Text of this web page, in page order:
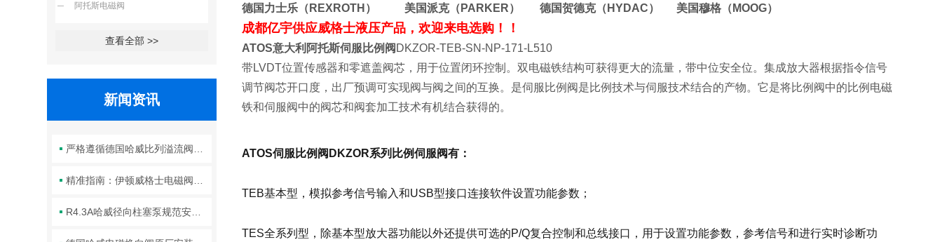
阿托斯电磁阀
查看全部 >>
新闻资讯
德国力士乐（REXROTH） 美国派克（PARKER） 德国贺德克（HYDAC） 美国穆格（MOOG）
成都亿宇供应威格士液压产品，欢迎来电选购！！
ATOS意大利阿托斯伺服比例阀 DKZOR-TEB-SN-NP-171-L510
带LVDT位置传感器和零遮盖阀芯，用于位置闭环控制。双电磁铁结构可获得更大的流量，带中位安全位。集成放大器根据指令信号
调节阀芯开口度，出厂预调可实现阀与阀之间的互换。是伺服比例阀是比例技术与伺服技术结合的产物。它是将比例阀中的比例电磁
铁和伺服阀中的阀芯和阀套加工技术有机结合获得的。
ATOS伺服比例阀DKZOR系列比例伺服阀有：
TEB基本型，模拟参考信号输入和USB型接口连接软件设置功能参数；
TES全系列型，除基本型放大器功能以外还提供可选的P/Q复合控制和总线接口，用于设置功能参数，参考信号和进行实时诊断功